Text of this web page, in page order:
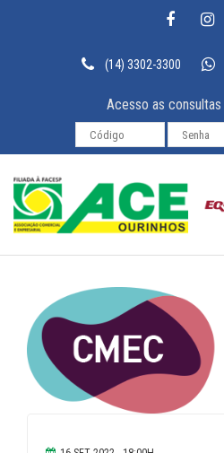
(14) 3302-3300
Acesso as consultas